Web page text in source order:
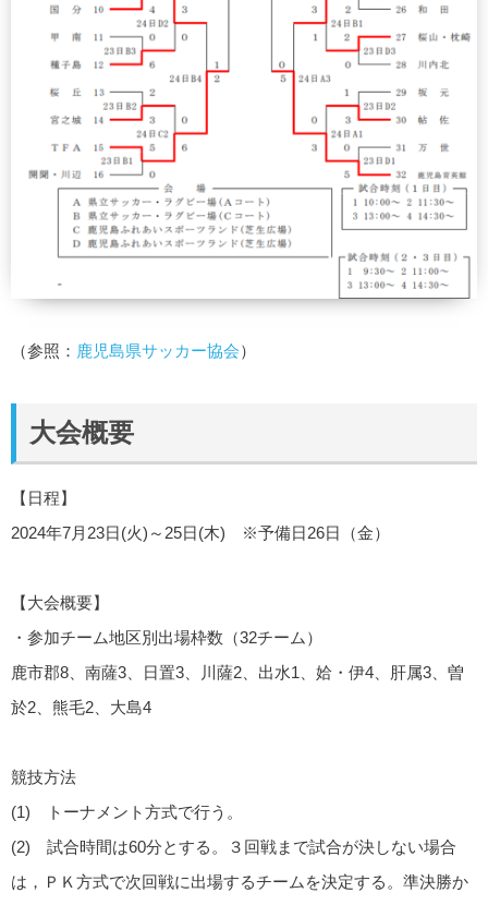
（参照： 鹿児島県サッカー協会）
大会概要
【日程】
2024年7月23日(火)～25日(木) ※予備日26日（金）
【大会概要】
・参加チーム地区別出場枠数（32チーム）
鹿市郡8、南薩3、日置3、川薩2、出水1、姶・伊4、肝属3、曽
於2、熊毛2、大島4
競技方法
(1) トーナメント方式で行う。
(2) 試合時間は60分とする。３回戦まで試合が決しない場合
は，ＰＫ方式で次回戦に出場するチームを決定する。準決勝か